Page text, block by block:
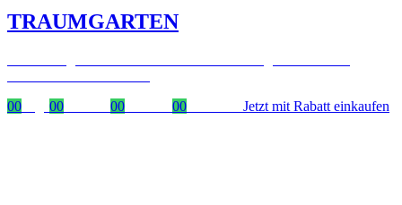
TRAUMGARTEN
00
00 00 00 Jetzt mit Rabatt einkaufen